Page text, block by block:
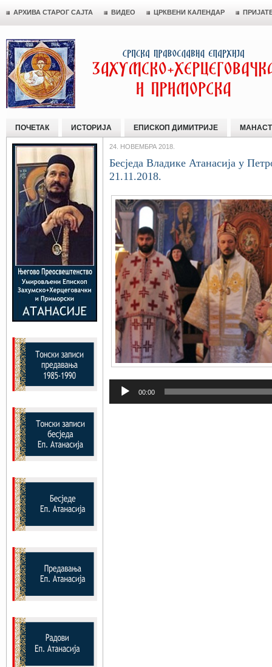
АРХИВА СТАРОГ САЈТА ВИДЕО ЦРКВЕНИ КАЛЕНДАР
ПОЧЕТАК ИСТОРИЈА ЕПИСКОП ДИМИТРИЈЕ
24. НОВЕМБРА 2018.
Бесједа Владике Атанасија у
21.11.2018.
Прегледач
звучних
00:00